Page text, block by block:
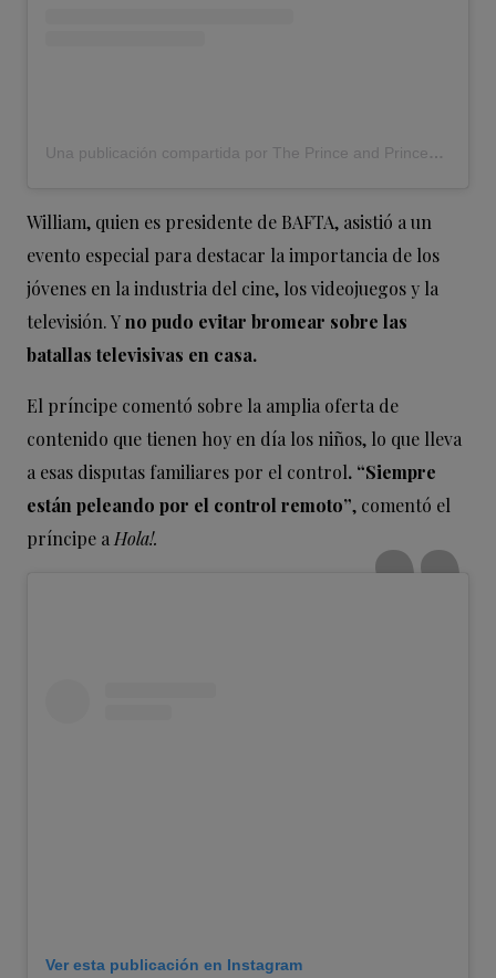
Una publicación compartida por The Prince and Princess of Wales (@princeandprincessofwales)
William, quien es presidente de BAFTA, asistió a un
evento especial para destacar la importancia de los
jóvenes en la industria del cine, los videojuegos y la
televisión. Yno pudo evitar bromear sobre las
batallas televisivas en casa.
El príncipe comentó sobre la amplia oferta de
contenido que tienen hoy en día los niños, lo que lleva
a esas disputas familiares por el control. “Siempre
están peleando por el control remoto”, comentó el
príncipe a Hola!.
Ver esta publicación en Instagram